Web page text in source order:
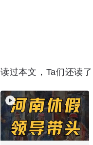
读过本文，Ta们还读了